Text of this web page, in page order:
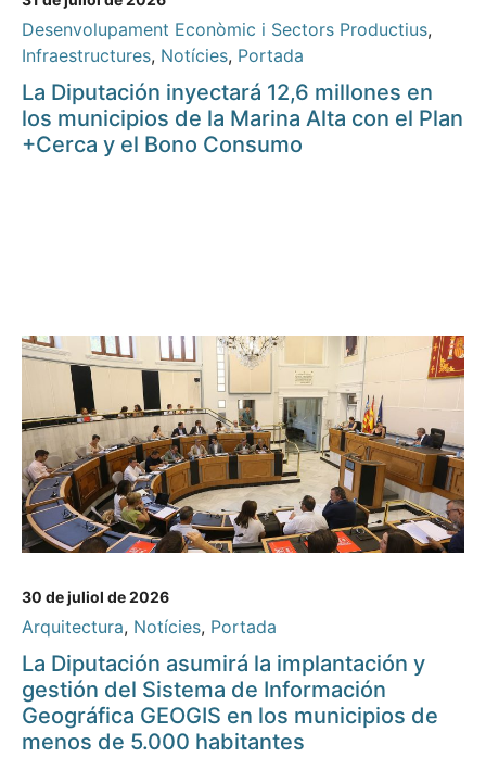
Desenvolupament Econòmic i Sectors Productius,
Infraestructures, Notícies, Portada
La Diputación inyectará 12,6 millones en
los municipios de la Marina Alta con el Plan
+Cerca y el Bono Consumo
30 de juliol de 2026
Arquitectura, Notícies, Portada
La Diputación asumirá la implantación y
gestión del Sistema de Información
Geográfica GEOGIS en los municipios de
menos de 5.000 habitantes